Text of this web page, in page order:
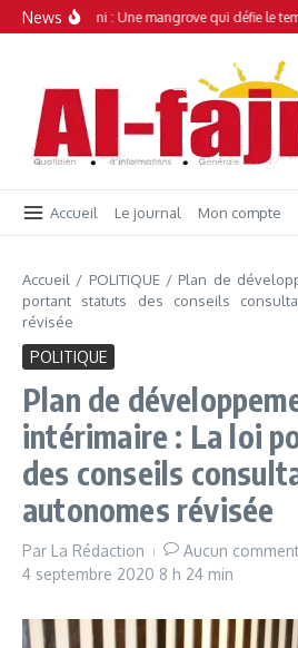
Aller au contenu
News
Simamboini : Une mangrove qui défie le
Accueil Le journal Mon compte
Accueil / POLITIQUE/ Plan de
portant statuts des conseils
révisée
POLITIQUE
Plan de
intérimaire : La loi
des conseils
autonomes révisée
Par La Rédaction
Aucun
4 septembre 2020 8 h 24 min